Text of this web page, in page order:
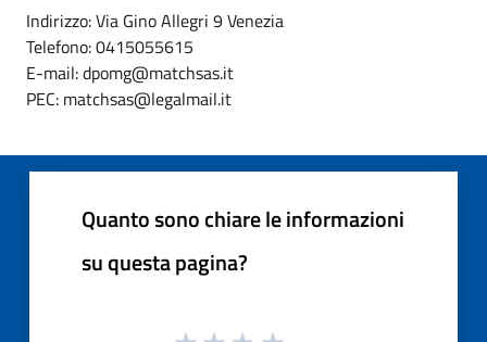
Indirizzo: Via Gino Allegri 9 Venezia
Telefono: 0415055615
E-mail: dpomg@matchsas.it
PEC: matchsas@legalmail.it
Quanto sono chiare le informazioni
su questa pagina?